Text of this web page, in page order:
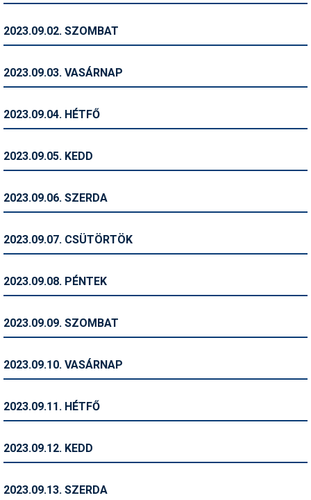
Ingatlan
Kerékpár
Magazinok
Pályázatok
Síbérletárak
Sífelszerelés
2023.09.02. SZOMBAT
2023.09.03. VASÁRNAP
2023.09.04. HÉTFŐ
2023.09.05. KEDD
2023.09.06. SZERDA
2023.09.07. CSÜTÖRTÖK
2023.09.08. PÉNTEK
2023.09.09. SZOMBAT
2023.09.10. VASÁRNAP
2023.09.11. HÉTFŐ
2023.09.12. KEDD
2023.09.13. SZERDA